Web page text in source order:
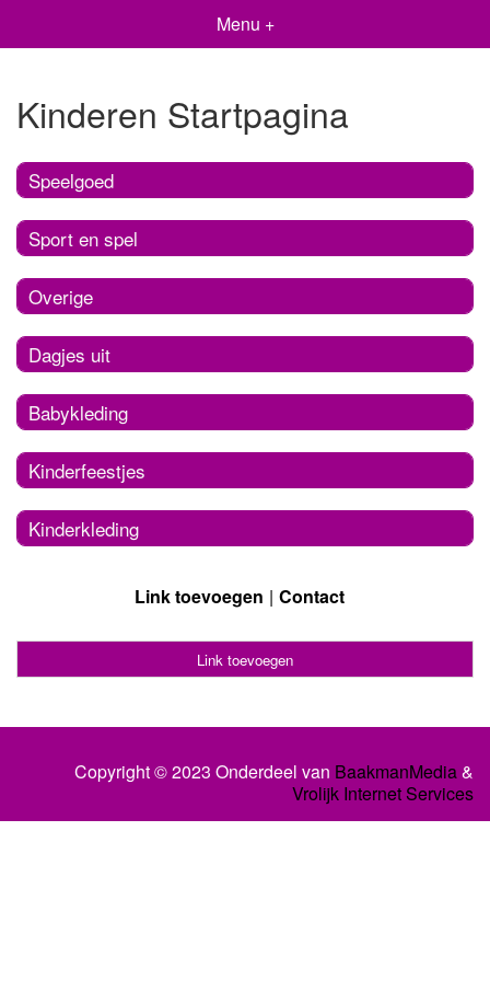
Menu +
Kinderen Startpagina
Speelgoed
Sport en spel
Overige
Dagjes uit
Babykleding
Kinderfeestjes
Kinderkleding
Link toevoegen Contact
Link toevoegen
Copyright © 2023 Onderdeel van BaakmanMedia&
Vrolijk Internet Services